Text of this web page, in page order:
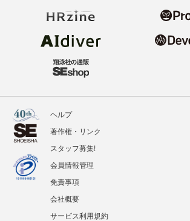
ヘルプ
著作権・リンク
スタッフ募集!
会員情報管理
免責事項
会社概要
サービス利用規約